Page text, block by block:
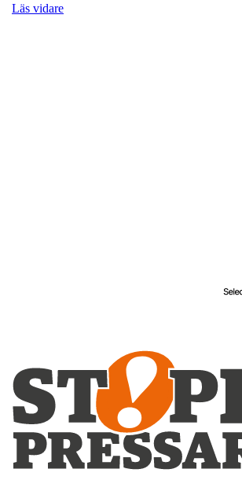
Läs vidare